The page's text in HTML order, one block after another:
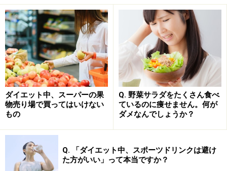
かり摂るよう心掛けましょう。
間違いダイエット知識2：ダイエット食品選
びがち
カロリーオフや糖質オフ商品、ダイエットバーなどは手
軽に取り入れられやすく一見ダイエットによさそうです
が、加工の段階で人工的な甘味料や添加物が加えられて
いるし、必要な栄養素が詰まっているように見えて実は
そうでもないものが多いので満足感がなく、長い目で見
るとダイエットには不向き。
ダイエット中、スーパーの果
物売り場で買ってはいけない
もの
Q. 野菜サラダをたくさん食べ
ているのに痩せません。何が
ダメなんでしょうか？
Q. 「ダイエット中、スポーツドリンクは避け
た方がいい」って本当ですか？